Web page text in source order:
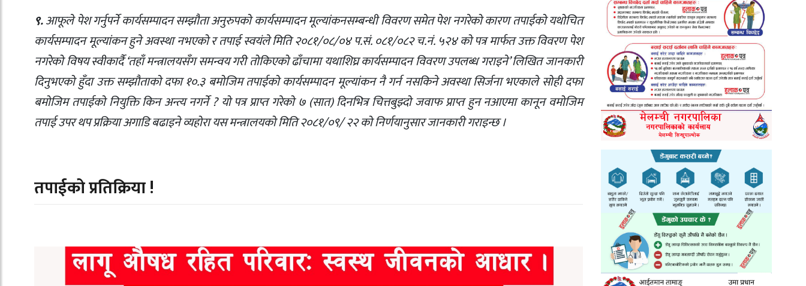
९.आफूले पेश गर्नुपर्ने कार्यसम्पादन सम्झौता अनुरुपको कार्यसम्पादन मूल्यांकनसम्बन्धी विवरण समेत पेश नगरेको कारण तपाईको यथोचित
कार्यसम्पादन मूल्यांकन हुने अवस्था नभएको र तपाई स्वयंले मिति २०८१/०८/०४ प.सं. ०८१/०८२ च.नं. ५२४ को पत्र मार्फत उक्त विवरण पेश
नगरेको विषय स्वीकार्दै ‘तहाँ मन्त्रालयसँग समन्वय गरी तोकिएको ढाँचामा यथाशिघ्र कार्यसम्पादन विवरण उपलब्ध गराइने’ लिखित जानकारी
दिनुभएको हुँदा उक्त सम्झौताको दफा १०.३ बमोजिम तपाईको कार्यसम्पादन मूल्यांकन नै गर्न नसकिने अवस्था सिर्जना भएकाले सोही दफा
बमोजिम तपाईको नियुक्ति किन अन्त्य नगर्ने ? यो पत्र प्राप्त गरेको ७ (सात) दिनभित्र चित्तबुझ्दो जवाफ प्राप्त हुन नआएमा कानून वमोजिम
तपाई उपर थप प्रक्रिया अगाडि बढाइने व्यहोरा यस मन्त्रालयको मिति २०८१/०९/ २२ को निर्णयानुसार जानकारी गराइन्छ ।
तपाईको प्रतिक्रिया !